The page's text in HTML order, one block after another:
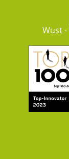
Wust -